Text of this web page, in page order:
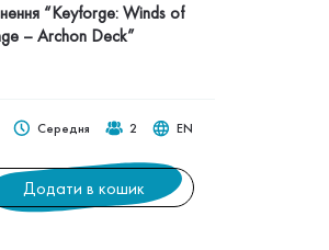
“Keyforge: Winds of
– Archon Deck”
Середня 2 EN
Додати в кошик